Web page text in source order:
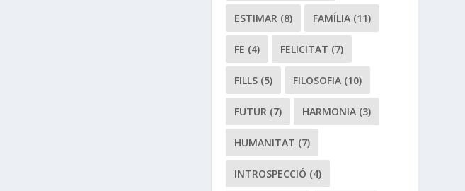
ESTIMAR (8) FAMÍLIA (11)
FE (4) FELICITAT (7)
FILLS (5) FILOSOFIA (10)
FUTUR (7) HARMONIA (3)
HUMANITAT (7)
INTROSPECCIÓ (4)